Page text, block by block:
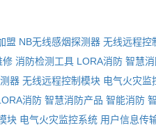
盟 NB无线感烟探测器 无线远程控
修 消防检测工具 LORA消防 智慧
器 无线远程控制模块 电气火灾监
消防 智慧消防产品 智能消防
块 电气火灾监控系统 用户信息传